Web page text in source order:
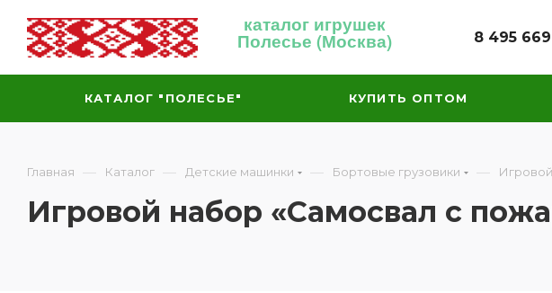
каталог игрушек
Полесье (Москва) 8 495
КАТАЛОГ "ПОЛЕСЬЕ" КУПИТЬ ОПТОМ
Главная — Каталог — Детские машинки — Бортовые грузовики —
Игровой набор «Самосвал с